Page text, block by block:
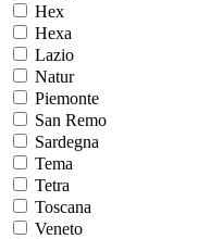
Hex
Hexa
Lazio
Natur
Piemonte
San Remo
Sardegna
Tema
Tetra
Toscana
Veneto